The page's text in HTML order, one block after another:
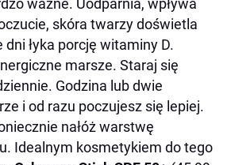
ważne. Uodparnia, wpływa
skóra twarzy doświetla
dni łyka porcję witaminy D.
marsze. Staraj się
Godzina lub dwie
i od razu poczujesz się lepiej.
nałóż warstwę
Idealnym kosmetykiem do tego